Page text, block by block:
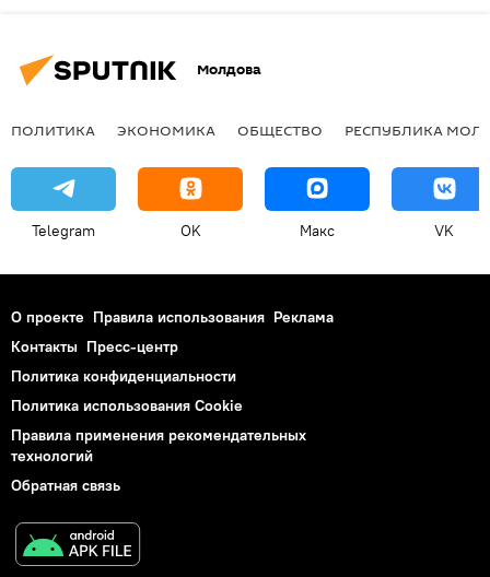
Молдова
ПОЛИТИКА ЭКОНОМИКА ОБЩЕСТВО РЕСПУБЛИКА
Telegram OK Макс VK
О проекте Правила использования Реклама
Контакты Пресс-центр
Политика конфиденциальности
Политика использования Cookie
Правила применения рекомендательных
технологий
Обратная связь